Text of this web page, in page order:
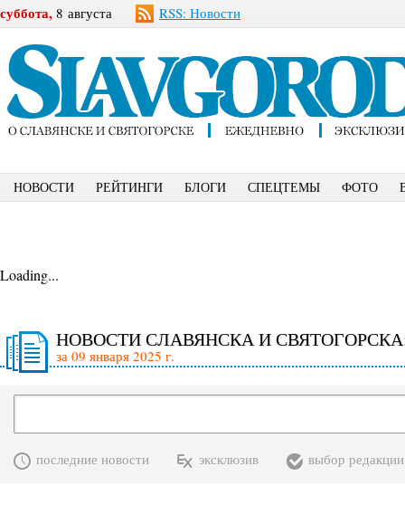
суббота, 8 августа RSS: Новости
НОВОСТИ РЕЙТИНГИ БЛОГИ СПЕЦТЕМЫ ФОТО
Loading...
НОВОСТИ СЛАВЯНСКА И
за 09 января 2025 г.
последние новости эксклюзив выбор редакции